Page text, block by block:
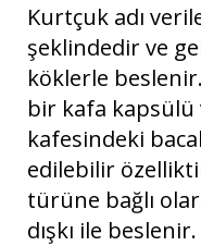
Kurtçuk adı
şeklindedir ve
köklerle
bir kafa kapsülü
kafesindeki
edilebilir
türüne bağlı
dışkı ile beslenir.